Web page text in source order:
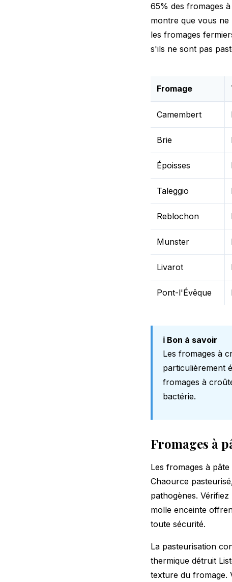
65% des fromages
montre que vous
les fromages
s'ils ne sont pas
Fromage
Camembert
Brie
Époisses
Taleggio
Reblochon
Munster
Livarot
Pont-l'Évêque
ℹ️ Bon à savoir
Les fromages à
particulièrement
fromages à
bactérie.
Fromages à
Les fromages à
Chaource
pathogènes.
molle enceinte
toute sécurité.
La pasteurisation
thermique détruit
texture du fromage.